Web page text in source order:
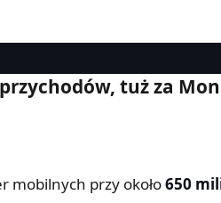
tuż za
mobilnych przy około650